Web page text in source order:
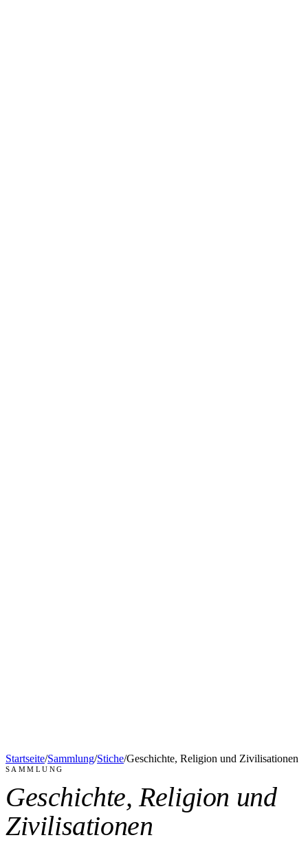
Startseite/Sammlung/Stiche/Geschichte, Religion und Zivilisationen
SAMMLUNG
Geschichte, Religion und
Zivilisationen